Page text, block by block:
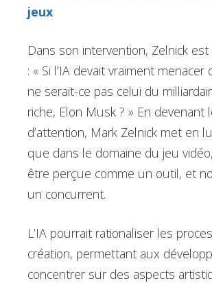
jeux
Dans son intervention, Zelnick
: « Si l’IA devait vraiment menacer
ne serait-ce pas celui du
riche, Elon Musk ? » En devenant
d’attention, Mark Zelnick met en
que dans le domaine du jeu
être perçue comme un outil, et
un concurrent.
L’IA pourrait rationaliser les
création, permettant aux
concentrer sur des aspects